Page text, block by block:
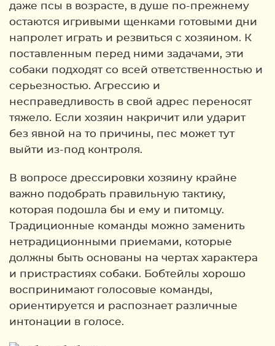
даже псы в возрасте, в душе по-прежнему
остаются игривыми щенками готовыми дни
напролет играть и резвиться с хозяином. К
поставленным перед ними задачами, эти
собаки подходят со всей ответственностью и
серьезностью. Агрессию и
несправедливость в свой адрес переносят
тяжело. Если хозяин накричит или ударит
без явной на то причины, пес может тут
выйти из-под контроля.
В вопросе дрессировки хозяину крайне
важно подобрать правильную тактику,
которая подошла бы и ему и питомцу.
Традиционные команды можно заменить
нетрадиционными приемами, которые
должны быть основаны на чертах характера
и пристрастиях собаки. Бобтейлы хорошо
воспринимают голосовые команды,
ориентируется и распознает различные
интонации в голосе.